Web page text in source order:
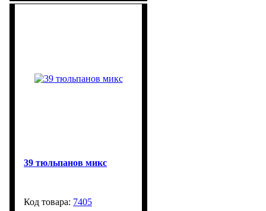
39 тюльпанов микс
7405